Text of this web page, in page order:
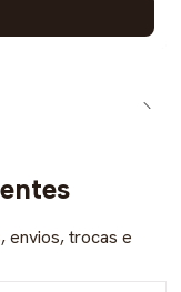
envios, trocas e